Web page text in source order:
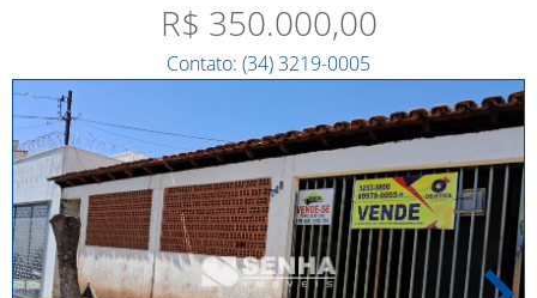
R$ 350.000,00
Contato: (34) 3219-0005